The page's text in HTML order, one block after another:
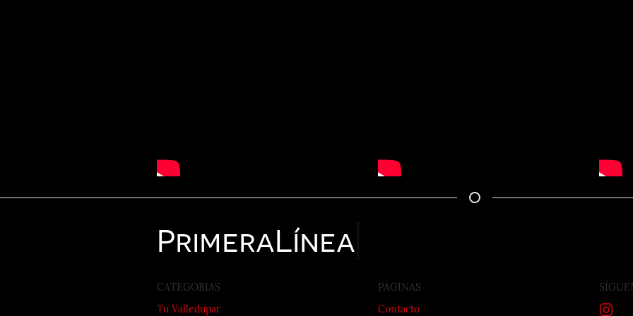
PrimeraLínea
CATEGORIAS
Tu Valledupar
PÁGINAS
Contacto